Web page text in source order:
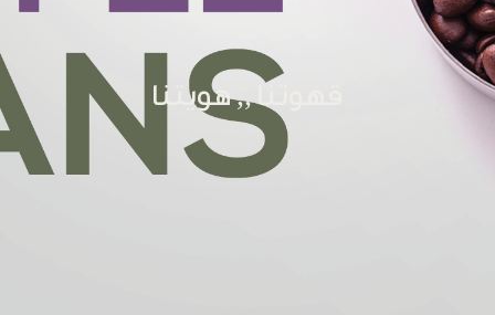
قهوتنا ,, هويتنا